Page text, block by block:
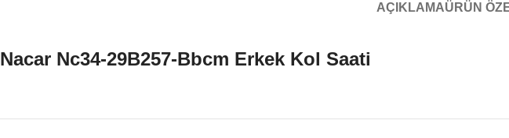
AÇIKLAMAÜRÜN
Nacar Nc34-29B257-Bbcm Erkek Kol Saati